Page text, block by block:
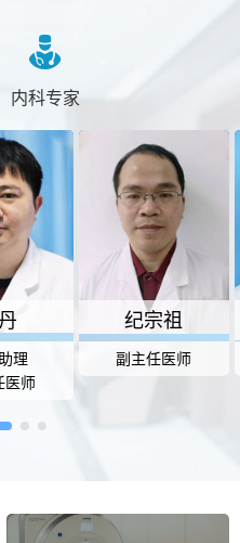
内科专家
理
医师
纪宗祖
副主任医师